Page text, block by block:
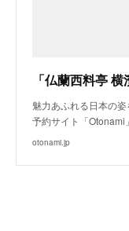
魅力あふれる日本の
予約サイト「
otonami.jp